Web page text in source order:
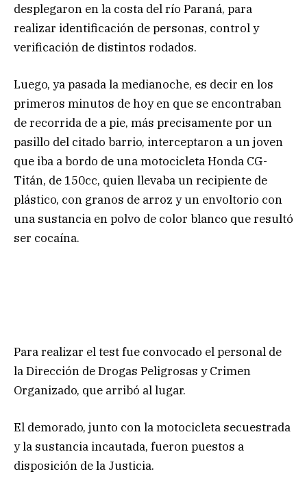
desplegaron en la costa del río Paraná, para
realizar identificación de personas, control y
verificación de distintos rodados.
Luego, ya pasada la medianoche, es decir en los
primeros minutos de hoy en que se encontraban
de recorrida de a pie, más precisamente por un
pasillo del citado barrio, interceptaron a un joven
que iba a bordo de una motocicleta Honda CG-
Titán, de 150cc, quien llevaba un recipiente de
plástico, con granos de arroz y un envoltorio con
una sustancia en polvo de color blanco que resultó
ser cocaína.
Para realizar el test fue convocado el personal de
la Dirección de Drogas Peligrosas y Crimen
Organizado, que arribó al lugar.
El demorado, junto con la motocicleta secuestrada
y la sustancia incautada, fueron puestos a
disposición de la Justicia.